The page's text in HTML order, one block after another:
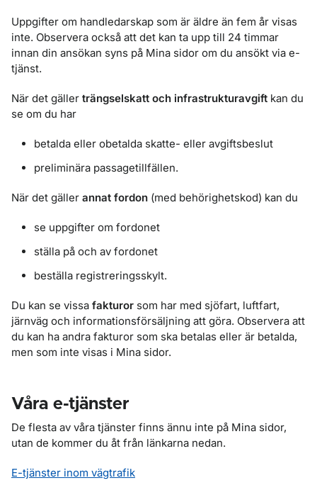
Uppgifter om handledarskap som är äldre än fem år visas
inte. Observera också att det kan ta upp till 24 timmar
innan din ansökan syns på Mina sidor om du ansökt via e-
tjänst.
När det gäller trängselskatt och infrastrukturavgift kan du
se om du har
betalda eller obetalda skatte- eller avgiftsbeslut
preliminära passagetillfällen.
När det gäller annat fordon (med behörighetskod) kan du
se uppgifter om fordonet
ställa på och av fordonet
beställa registreringsskylt.
Du kan se vissa fakturor som har med sjöfart, luftfart,
järnväg och informationsförsäljning att göra. Observera att
du kan ha andra fakturor som ska betalas eller är betalda,
men som inte visas i Mina sidor.
Våra e-tjänster
De flesta av våra tjänster finns ännu inte på Mina sidor,
utan de kommer du åt från länkarna nedan.
E-tjänster inom vägtrafik